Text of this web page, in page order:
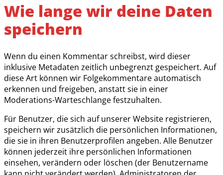
Wie lange wir deine Daten
speichern
Wenn du einen Kommentar schreibst, wird dieser
inklusive Metadaten zeitlich unbegrenzt gespeichert. Auf
diese Art können wir Folgekommentare automatisch
erkennen und freigeben, anstatt sie in einer
Moderations-Warteschlange festzuhalten.
Für Benutzer, die sich auf unserer Website registrieren,
speichern wir zusätzlich die persönlichen Informationen,
die sie in ihren Benutzerprofilen angeben. Alle Benutzer
können jederzeit ihre persönlichen Informationen
einsehen, verändern oder löschen (der Benutzername